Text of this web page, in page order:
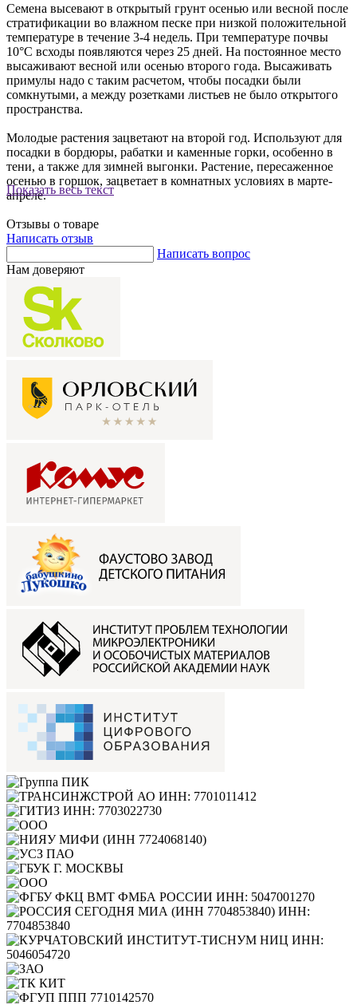
Показать весь текст
Семена высевают в открытый грунт осенью или весной после
стратификации во влажном песке при низкой положительной
температуре в течение 3-4 недель. При температуре почвы
10°С всходы появляются через 25 дней. На постоянное место
высаживают весной или осенью второго года. Высаживать
примулы надо с таким расчетом, чтобы посадки были
сомкнутыми, а между розетками листьев не было открытого
пространства.
Молодые растения зацветают на второй год. Используют для
посадки в бордюры, рабатки и каменные горки, особенно в
тени, а также для зимней выгонки. Растение, пересаженное
осенью в горшок, зацветает в комнатных условиях в марте-
апреле.
Отзывы о товаре
Написать отзыв
Написать вопрос
Нам доверяют